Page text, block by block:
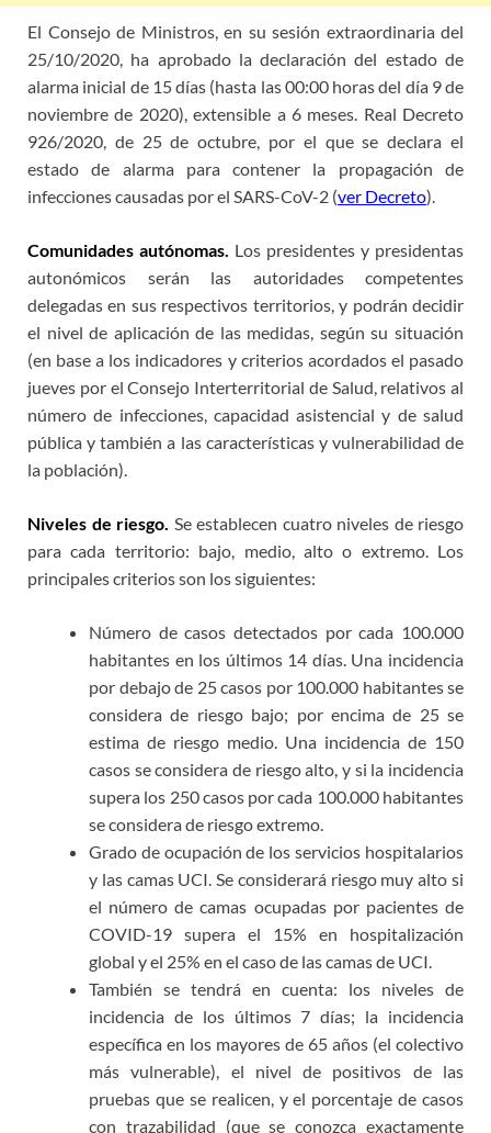
El Consejo de Ministros, en su sesión extraordinaria del
25/10/2020, ha aprobado la declaración del estado de
alarma inicial de 15 días (hasta las 00:00 horas del día 9 de
noviembre de 2020), extensible a 6 meses. Real Decreto
926/2020, de 25 de octubre, por el que se declara el
estado de alarma para contener la propagación de
infecciones causadas por el SARS-CoV-2 (ver Decreto).
Comunidades autónomas. Los presidentes y presidentas
autonómicos serán las autoridades competentes
delegadas en sus respectivos territorios, y podrán decidir
el nivel de aplicación de las medidas, según su situación
(en base a los indicadores y criterios acordados el pasado
jueves por el Consejo Interterritorial de Salud, relativos al
número de infecciones, capacidad asistencial y de salud
pública y también a las características y vulnerabilidad de
la población).
Niveles de riesgo. Se establecen cuatro niveles de riesgo
para cada territorio: bajo, medio, alto o extremo. Los
principales criterios son los siguientes:
Número de casos detectados por cada 100.000
habitantes en los últimos 14 días. Una incidencia
por debajo de 25 casos por 100.000 habitantes se
considera de riesgo bajo; por encima de 25 se
estima de riesgo medio. Una incidencia de 150
casos se considera de riesgo alto, y si la incidencia
supera los 250 casos por cada 100.000 habitantes
se considera de riesgo extremo.
Grado de ocupación de los servicios hospitalarios
y las camas UCI. Se considerará riesgo muy alto si
el número de camas ocupadas por pacientes de
COVID-19 supera el 15% en hospitalización
global y el 25% en el caso de las camas de UCI.
También se tendrá en cuenta: los niveles de
incidencia de los últimos 7 días; la incidencia
específica en los mayores de 65 años (el colectivo
más vulnerable), el nivel de positivos de las
pruebas que se realicen, y el porcentaje de casos
con trazabilidad (que se conozca exactamente